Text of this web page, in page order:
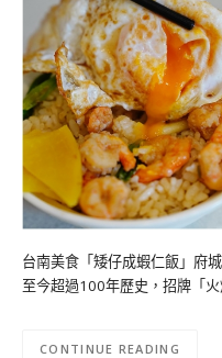
台南美食「矮仔成蝦仁飯」府
至今超過100年歷史，招牌「
CONTINUE READING